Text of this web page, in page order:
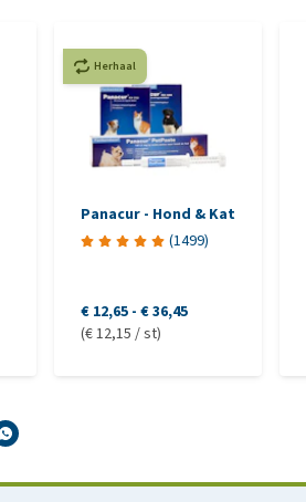
Herhaal
Panacur - Hond & Kat
(1499)
€ 12,65 - € 36,45
(€ 12,15 / st)